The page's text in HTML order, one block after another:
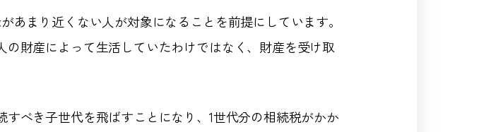
あまり近くない人が対象になることを前提にしています。
財産によって生活していたわけではなく、財産を受け取
べき子世代を飛ばすことになり、1世代分の相続税がかか